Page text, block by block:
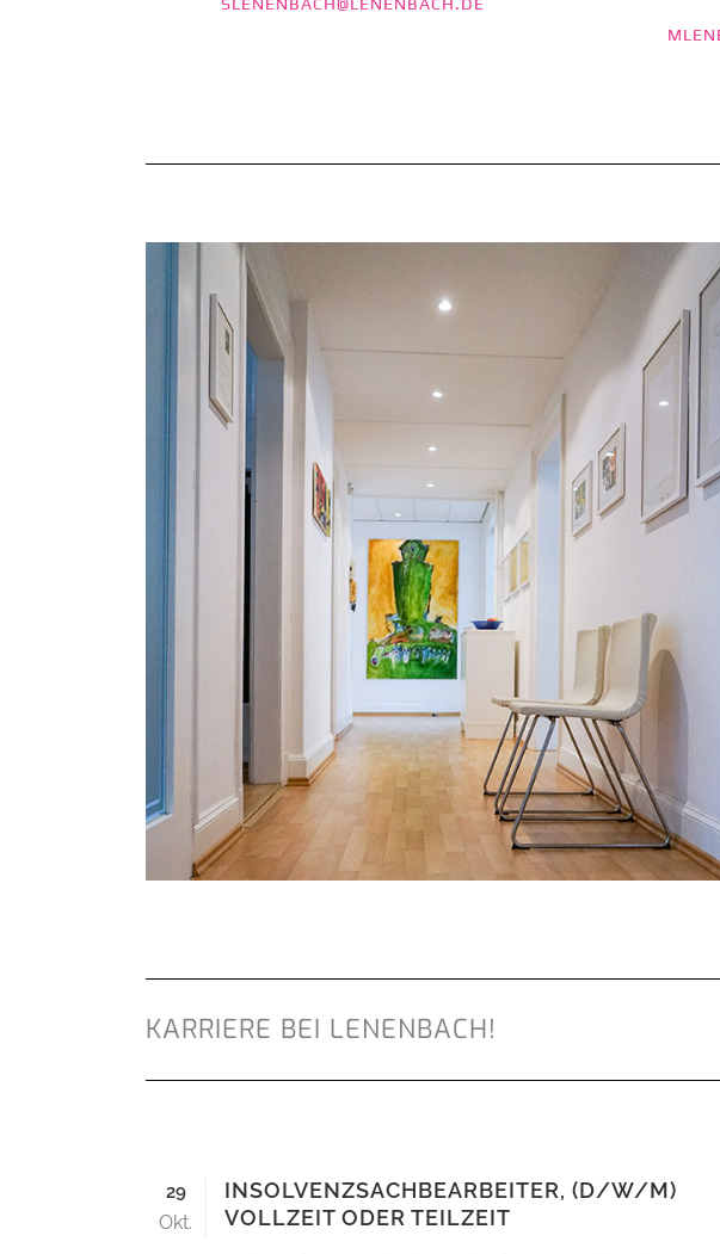
KARRIERE BEI LENENBACH!
29
Okt.
INSOLVENZSACHBEARBEITER, (D/W/M)
VOLLZEIT ODER TEILZEIT